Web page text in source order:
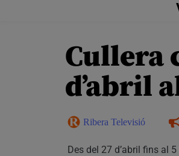
Cullera
d’abril
Ribera Televisió
Des del 27 d’abril fins al